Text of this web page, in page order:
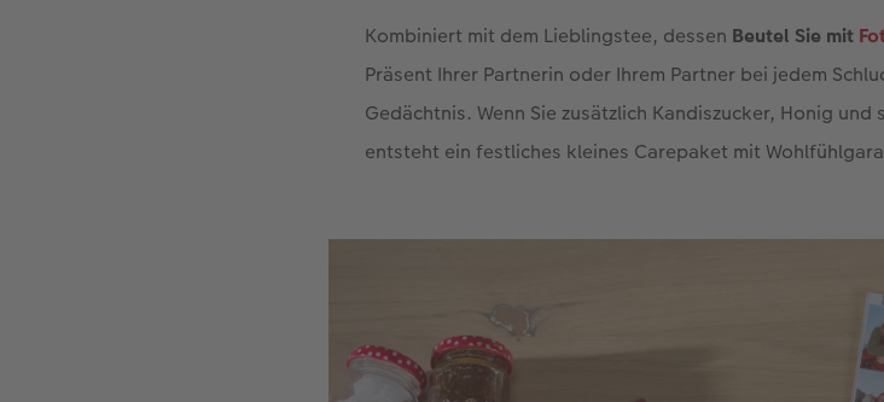
Kombiniert mit dem Lieblingstee, dessen Beutel Sie mit
Präsent Ihrer Partnerin oder Ihrem Partner bei jedem
Gedächtnis. Wenn Sie zusätzlich Kandiszucker, Honig
entsteht ein festliches kleines Carepaket mit